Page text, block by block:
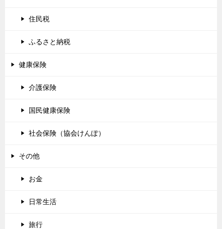
住民税
ふるさと納税
健康保険
介護保険
国民健康保険
社会保険（協会けんぽ）
その他
お金
日常生活
旅行